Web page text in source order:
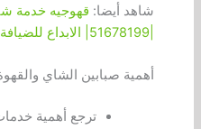
شاهد أيضا: قهوجيه خدمة
|51678199| الابداع للضيافة
أهمية صبابين الشاي
ترجع أهمية